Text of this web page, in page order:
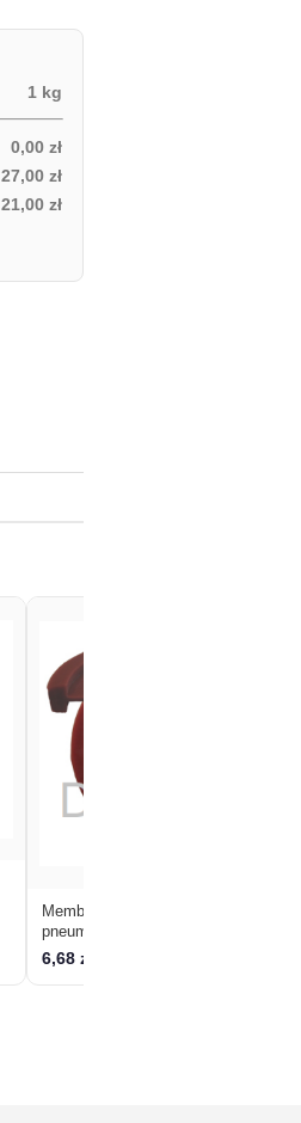
1 kg
0,00 zł
27,00 zł
21,00 zł
Membrana mała pulsatora
pneumatycznego 60/40
6,68 zł